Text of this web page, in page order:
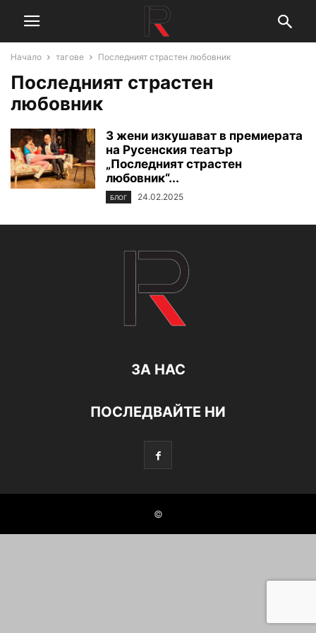
Начало тагове Последният страстен любовник
Последният страстен
любовник
3 жени изкушават в премиерата
на Русенския театър
„Последният страстен
любовник“...
БЛОГ 24.02.2025
ЗА НАС
ПОСЛЕДВАЙТЕ НИ
©